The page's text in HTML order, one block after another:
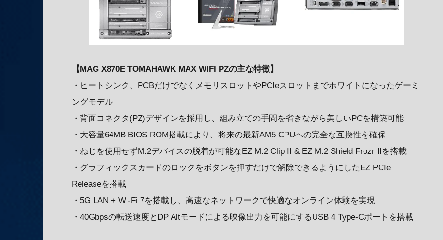
【MAG X870E TOMAHAWK MAX WIFI PZの主な特徴】
・ヒートシンク、PCBだけでなくメモリスロットやPCIeスロットまでホワイトになったゲーミ
ングモデル
・背面コネクタ(PZ)デザインを採用し、組み立ての手間を省きながら美しいPCを構築可能
・大容量64MB BIOS ROM搭載により、将来の最新AM5 CPUへの完全な互換性を確保
・ねじを使用せずM.2デバイスの脱着が可能なEZ M.2 Clip II & EZ M.2 Shield Frozr IIを搭載
・グラフィックスカードのロックをボタンを押すだけで解除できるようにしたEZ PCIe
Releaseを搭載
・5G LAN + Wi-Fi 7を搭載し、高速なネットワークで快適なオンライン体験を実現
・40Gbpsの転送速度とDP Altモードによる映像出力を可能にするUSB 4 Type-Cポートを搭載